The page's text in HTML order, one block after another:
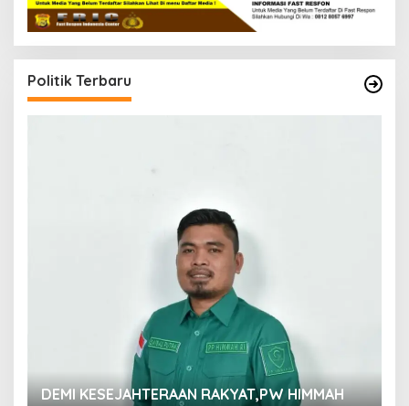
Politik Terbaru
DEMI KESEJAHTERAAN RAKYAT,PW HIMMAH